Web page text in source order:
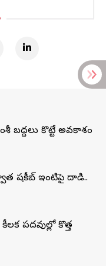
బద్దలు కొట్టే అవకాశం
షకీబ్‌ ఇంటిపై దాడి..
పదవుల్లో కొత్త